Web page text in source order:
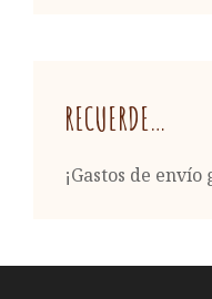
RECUERDE…
¡Gastos de